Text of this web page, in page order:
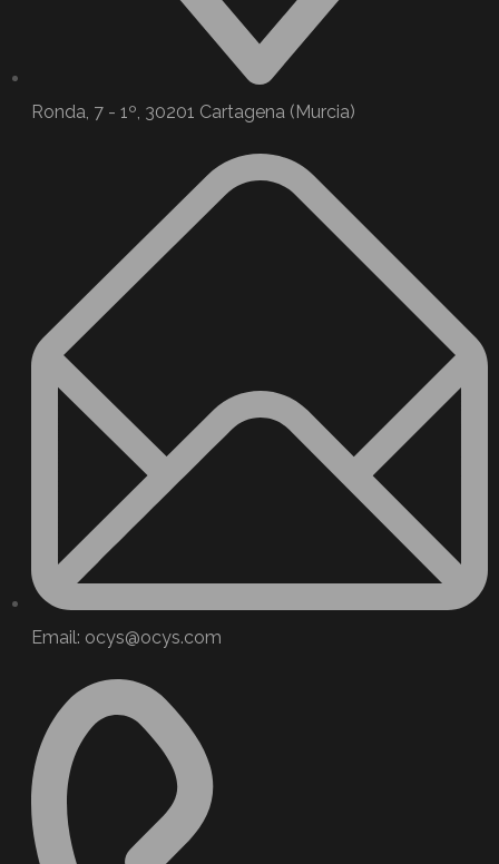
Ronda, 7 - 1º, 30201 Cartagena (Murcia)
Email: ocys@ocys.com